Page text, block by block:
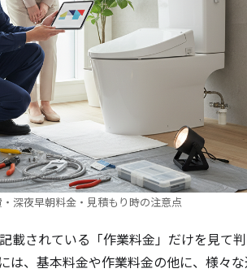
深夜早朝料金・見積もり時の注意点
載されている「作業料金」だけを見て
は、基本料金や作業料金の他に、様々